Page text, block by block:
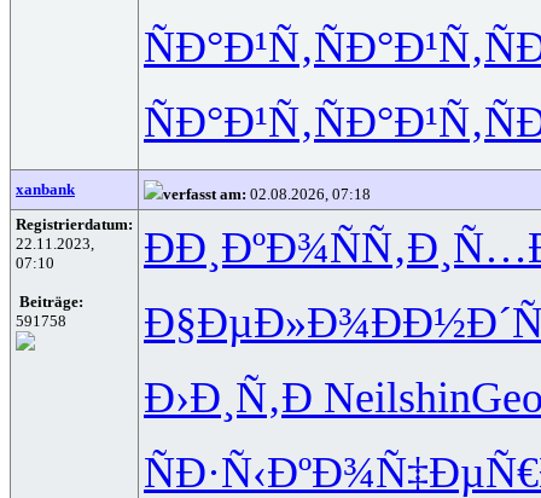
ÑÐ°Ð¹Ñ‚ÑÐ°Ð¹Ñ‚
ÑÐ°Ð¹Ñ‚ÑÐ°Ð¹Ñ‚
xanbank verfasst am: 02.08.2026, 07:18
Registrierdatum:
22.11.2023,
07:10
Beiträge:
591758
ÐÐ¸ÐºÐ¾ÑÑ‚Ð¸Ñ…
Ð§ÐµÐ»Ð¾
Ð›Ð¸Ñ‚Ð Neilshin
ÑÐ·Ñ‹ÐºÐ¾Ñ‡ÐµÑ€